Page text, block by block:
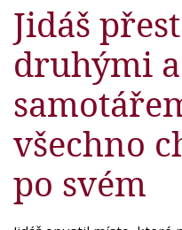
Jidáš
druhými
všechno
po svém